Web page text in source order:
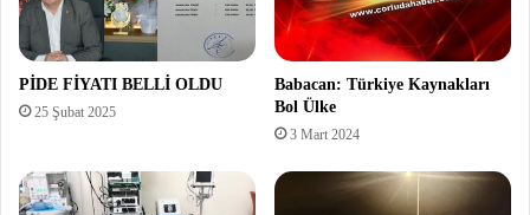
PİDE FİYATI BELLİ OLDU
25 Şubat 2025
Babacan: Türkiye Kaynakları
Bol Ülke
3 Mart 2024